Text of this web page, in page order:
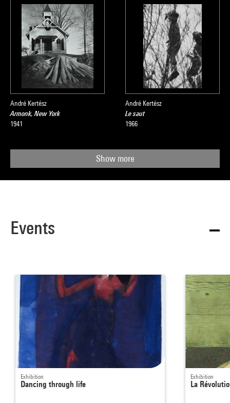
André Kertész
Armonk, New York
1941
André Kertész
Le saut
1966
Show more
Events
Exhibition
Dancing through life
Exhibition
La